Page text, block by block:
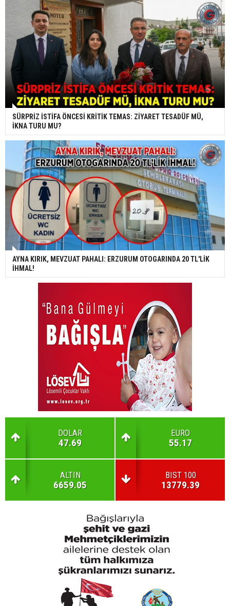
SÜRPRİZ İSTİFA ÖNCESİ KRİTİK TEMAS: ZİYARET TESADÜF MÜ,
İKNA TURU MU?
AYNA KIRIK, MEVZUAT PAHALI: ERZURUM OTOGARINDA 20 TL'LİK
İHMAL!
DOLAR
47.69
EURO
55.17
ALTIN
6659.05
BIST 100
13779.39